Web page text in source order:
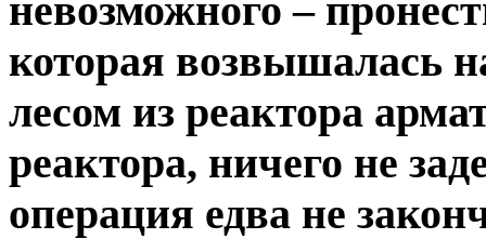
невозможного –
которая возвышалась
лесом из реактора
реактора, ничего не
операция едва не